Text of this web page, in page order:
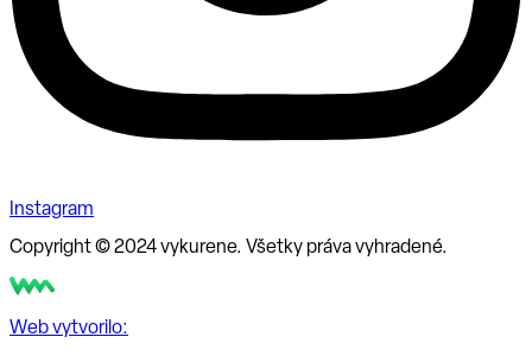
Instagram
Copyright © 2024 vykurene. Všetky práva vyhradené.
Web vytvorilo: